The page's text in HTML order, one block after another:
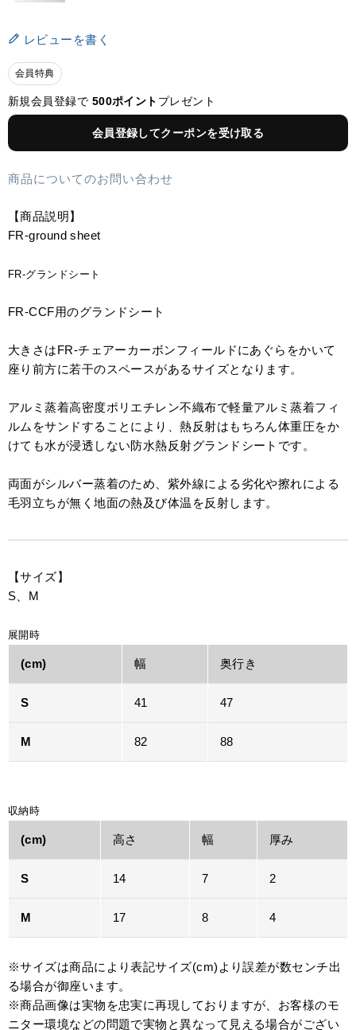
レビューを書く
会員特典
新規会員登録で 500ポイント プレゼント
会員登録してクーポンを受け取る
商品についてのお問い合わせ
【商品説明】
FR-ground sheet
FR-グランドシート
FR-CCF用のグランドシート
大きさはFR-チェアーカーボンフィールドにあぐらをかいて
座り前方に若干のスペースがあるサイズとなります。
アルミ蒸着高密度ポリエチレン不織布で軽量アルミ蒸着フィ
ルムをサンドすることにより、熱反射はもちろん体重圧をか
けても水が浸透しない防水熱反射グランドシートです。
両面がシルバー蒸着のため、紫外線による劣化や擦れによる
毛羽立ちが無く地面の熱及び体温を反射します。
【サイズ】
S、M
展開時
(cm) 幅 奥行き
S 41 47
M 82 88
収納時
(cm) 高さ 幅 厚み
S 14 7 2
M 17 8 4
※サイズは商品により表記サイズ(cm)より誤差が数センチ出
る場合が御座います。
※商品画像は実物を忠実に再現しておりますが、お客様のモ
ニター環境などの問題で実物と異なって見える場合がござい